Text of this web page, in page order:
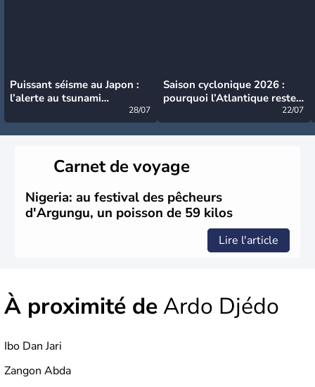
Puissant séisme au Japon :
l’alerte au tsunami
28/07
Saison cyclonique 2026 :
pourquoi l’Atlantique reste
22/07
Carnet de voyage
Nigeria: au festival des pêcheurs
d'Argungu, un poisson de 59 kilos
Lire l'article
À proximité deArdo Djédo
Ibo Dan Jari
Zangon Abda